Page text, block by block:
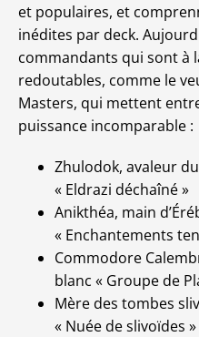
et populaires, et
inédites par deck.
commandants qui sont à
redoutables, comme le
Masters, qui mettent
puissance incomparable :
Zhulodok, avaleur
« Eldrazi déchaîné »
Anikthéa, main
« Enchantements
Commodore
blanc « Groupe de
Mère des tombes
« Nuée de slivoïdes »